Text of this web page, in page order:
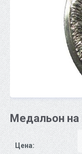
Медальон на
Цена: